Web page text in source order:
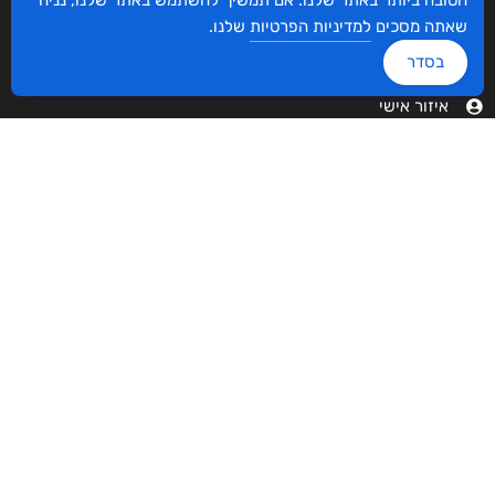
לקוחות
סביבת סופר
איזור אישי
מי אנחנו?
שאתה מסכים למדיניות הפרטיות שלנו.
בסדר